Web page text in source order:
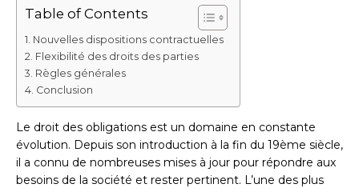
Table of Contents
Nouvelles dispositions contractuelles
Flexibilité des droits des parties
Règles générales
Conclusion
Le droit des obligations est un domaine en constante
évolution. Depuis son introduction à la fin du 19ème siècle,
il a connu de nombreuses mises à jour pour répondre aux
besoins de la société et rester pertinent. L’une des plus